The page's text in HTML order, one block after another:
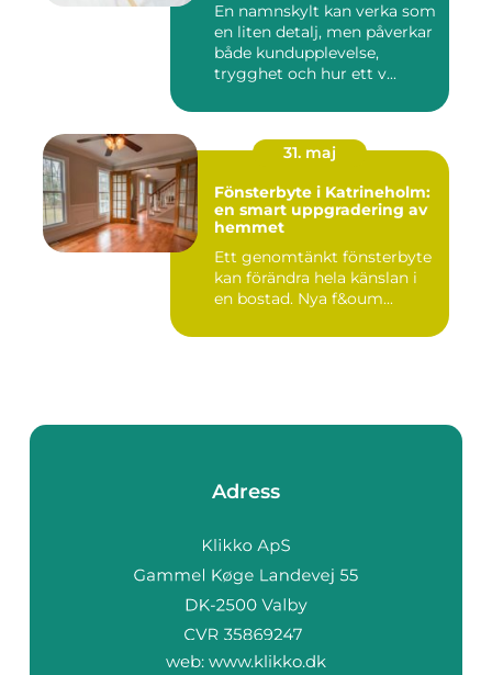
En namnskylt kan verka som
en liten detalj, men påverkar
både kundupplevelse,
trygghet och hur ett v...
31. maj
Fönsterbyte i Katrineholm:
en smart uppgradering av
hemmet
Ett genomtänkt fönsterbyte
kan förändra hela känslan i
en bostad. Nya f&oum...
Adress
web: www.klikko.dk